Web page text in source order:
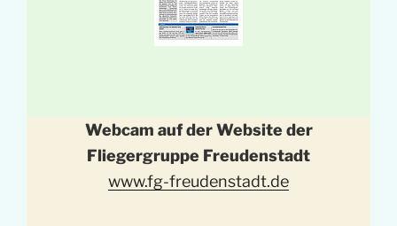
Webcam auf der Website der
Fliegergruppe Freudenstadt
www.fg-freudenstadt.de